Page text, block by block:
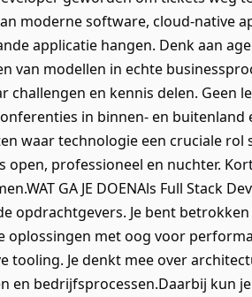
moderne software, cloud-native
applicatie hangen. Denk aan
van modellen in echte
challengen en kennis delen. Geen
in binnen- en
waar technologie een cruciale rol
professioneel en nuchter.
GA JE DOENAls Full Stack
opdrachtgevers. Je bent
met oog voor
tooling. Je denkt mee over
bedrijfsprocessen.Daarbij kun